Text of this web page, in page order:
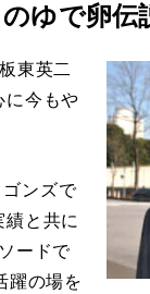
のゆで卵伝
東英二
に今もや
ンズで
と共に
ードで
躍の場を